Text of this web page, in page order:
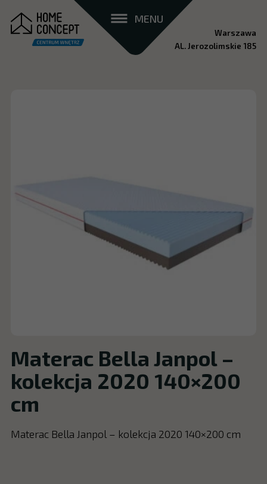
MENU
Warszawa
AL. Jerozolimskie 185
Materac Bella Janpol –
kolekcja 2020 140×200
cm
Materac Bella Janpol – kolekcja 2020 140×200 cm